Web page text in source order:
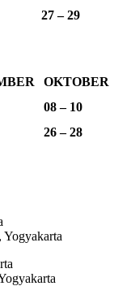
27 – 29
OKTOBER
08 – 10
26 – 28